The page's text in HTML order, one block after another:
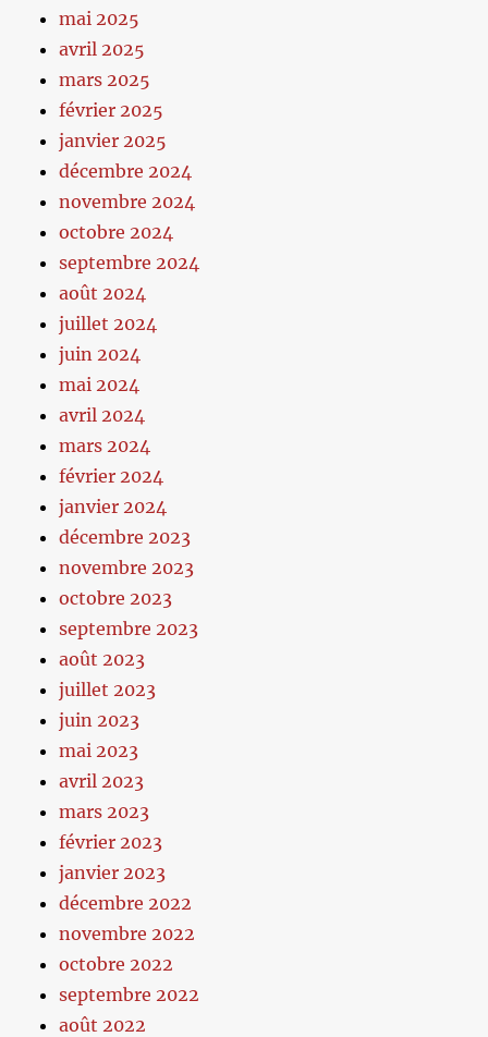
mai 2025
avril 2025
mars 2025
février 2025
janvier 2025
décembre 2024
novembre 2024
octobre 2024
septembre 2024
août 2024
juillet 2024
juin 2024
mai 2024
avril 2024
mars 2024
février 2024
janvier 2024
décembre 2023
novembre 2023
octobre 2023
septembre 2023
août 2023
juillet 2023
juin 2023
mai 2023
avril 2023
mars 2023
février 2023
janvier 2023
décembre 2022
novembre 2022
octobre 2022
septembre 2022
août 2022